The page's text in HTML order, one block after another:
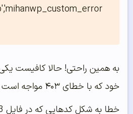
به همین راحتی! حالا کافیست
خود که با خطای ۴۰۳ مواجه است را مشاهده کنید.